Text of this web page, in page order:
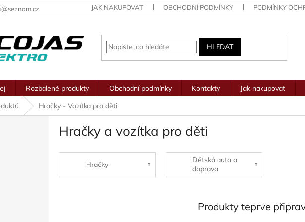
JAK NAKUPOVAT OBCHODNÍ PODMÍNKY PODMÍNKY
HLEDAT
Rozbalené produkty Obchodní podmínky Kontakty Jak nakupovat
Hračky - Vozítka pro děti
Hračky a vozítka pro děti
Hračky
Dětská auta a
doprava
Produkty teprve